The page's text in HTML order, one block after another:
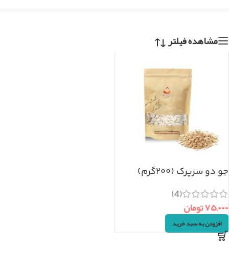
مشاهده فیلتر
جو دو سرپرک (۲۰۰گرم)
(4)
۷۵,۰۰۰تومان
افزودن به سبد خرید